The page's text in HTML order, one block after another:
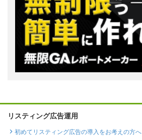
リスティング広告運用
初めてリスティング広告の導入をお考えの方へ